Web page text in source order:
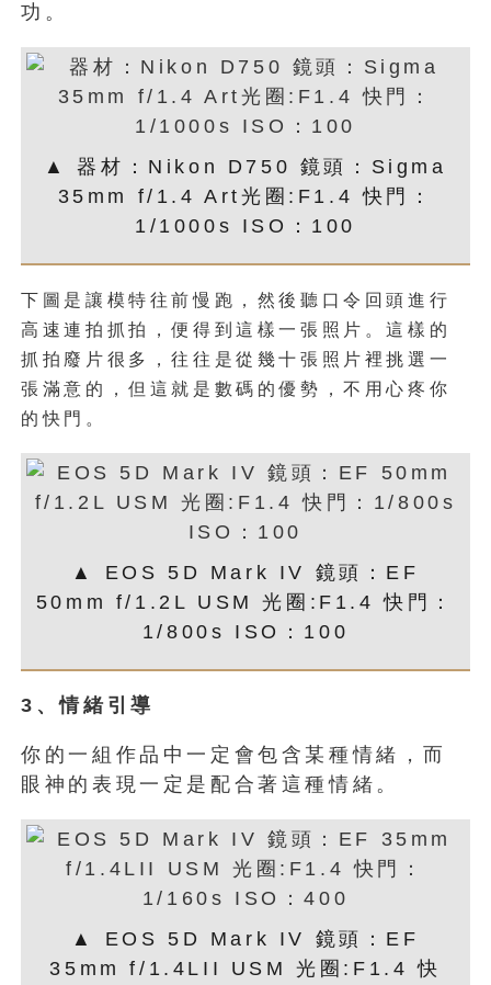
功。
▲ 器材：Nikon D750 鏡頭：Sigma
35mm f/1.4 Art光圈:F1.4 快門：
1/1000s ISO：100
下圖是讓模特往前慢跑，然後聽口令回頭進行
高速連拍抓拍，便得到這樣一張照片。這樣的
抓拍廢片很多，往往是從幾十張照片裡挑選一
張滿意的，但這就是數碼的優勢，不用心疼你
的快門。
▲ EOS 5D Mark IV 鏡頭：EF
50mm f/1.2L USM 光圈:F1.4 快門：
1/800s ISO：100
3 、情緒引導
你的一組作品中一定會包含某種情緒，而
眼神的表現一定是配合著這種情緒。
▲ EOS 5D Mark IV 鏡頭：EF
35mm f/1.4LII USM 光圈:F1.4 快